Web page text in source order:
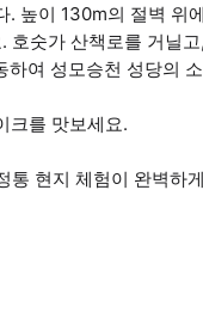
높이 130m의 절벽 위
숫가 산책로를 거닐
여 성모승천 성당의
크를 맛보세요.
현지 체험이 완벽하